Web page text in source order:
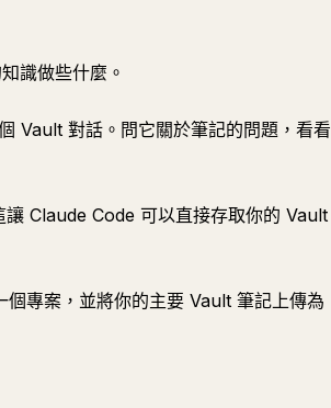
識做些什麼。
Vault 對話。問它關於筆記的問題，看看
Claude Code 可以直接存取你的 Vault
專案，並將你的主要 Vault 筆記上傳為